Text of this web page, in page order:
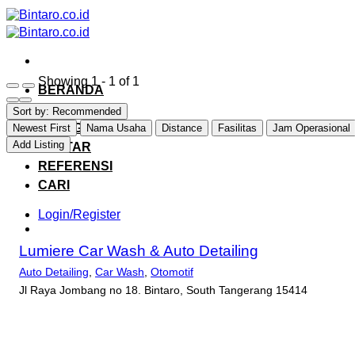
Skip
to
content
BERANDA
JELAJAHI
KATEGORI
DAFTAR
REFERENSI
CARI
Login/Register
Showing 1 - 1 of 1
Sort by: Recommended
Newest First
Nama Usaha Distance Fasilitas Jam Operasional
Add Listing
Lumiere Car Wash & Auto Detailing
Auto Detailing Car Wash Otomotif
Jl Raya Jombang no 18. Bintaro, South Tangerang 15414